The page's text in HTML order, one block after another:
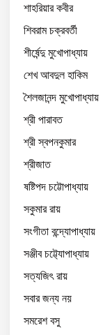
শাহরিয়ার কবীর
শিবরাম চক্রবর্তী
শীর্ষেন্দু মুখোপাধ্যায়
শেখ আবদুল হাকিম
শৈলজানন্দ মুখোপাধ্যায়
শ্রী পারাবত
শ্রী স্বপনকুমার
শ্রীজাত
ষষ্টিপদ চট্টোপাধ্যায়
সকুমার রায়
সংগীতা বন্দ্যোপাধ্যায়
সঞ্জীব চট্ট্যোপাধ্যায়
সত্যজিৎ রায়
সবার জন্য নয়
সমরেশ বসু